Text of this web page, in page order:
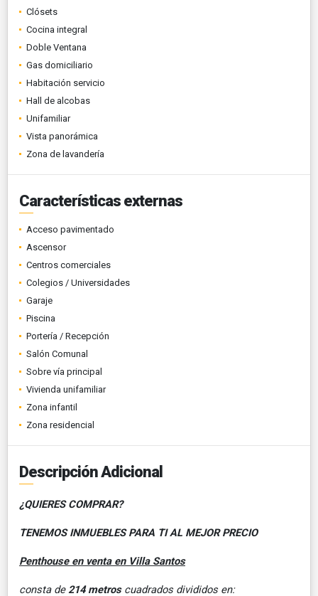
Clósets
Cocina integral
Doble Ventana
Gas domiciliario
Habitación servicio
Hall de alcobas
Unifamiliar
Vista panorámica
Zona de lavandería
Características externas
Acceso pavimentado
Ascensor
Centros comerciales
Colegios / Universidades
Garaje
Piscina
Portería / Recepción
Salón Comunal
Sobre vía principal
Vivienda unifamiliar
Zona infantil
Zona residencial
Descripción Adicional
¿QUIERES COMPRAR?
TENEMOS INMUEBLES PARA TI AL MEJOR PRECIO
Penthouse en venta en Villa Santos
consta de214 metroscuadrados divididos en: